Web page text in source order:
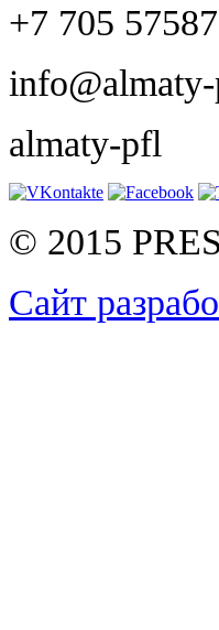
+7 705
almaty-pfl
© 2015
Сайт